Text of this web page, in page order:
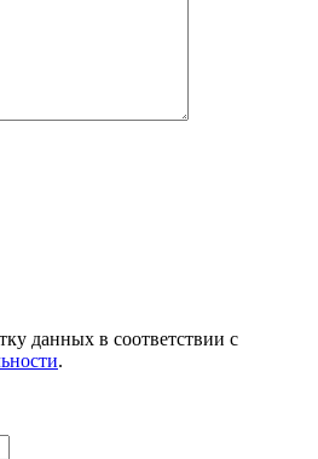
данных в соответствии с
.